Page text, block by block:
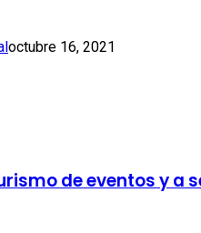
octubre 16, 2021
de eventos y a